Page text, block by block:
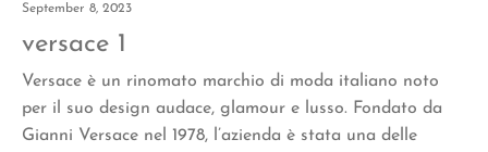
September 8, 2023
versace 1
Versace è un rinomato marchio di moda italiano noto
per il suo design audace, glamour e lusso. Fondato da
Gianni Versace nel 1978, l’azienda è stata una delle